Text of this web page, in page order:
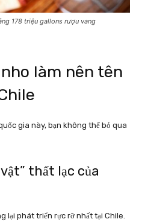
178 triệu gallons rượu vang
làm nên tên
gia này, bạn không thể bỏ qua
thất lạc của
lại phát triển rực rỡ nhất tại Chile.